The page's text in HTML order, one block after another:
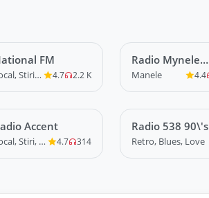
LIVE FM
Local, Stiri, News, Misc 4.7 2.2 K
LIVE
Radio Mynele
Romania
Manele 4.4
LIVE Accent
Local, Stiri, News 4.7 314
LIVE
Radio 538 90\'s
Retro, Blues, Love